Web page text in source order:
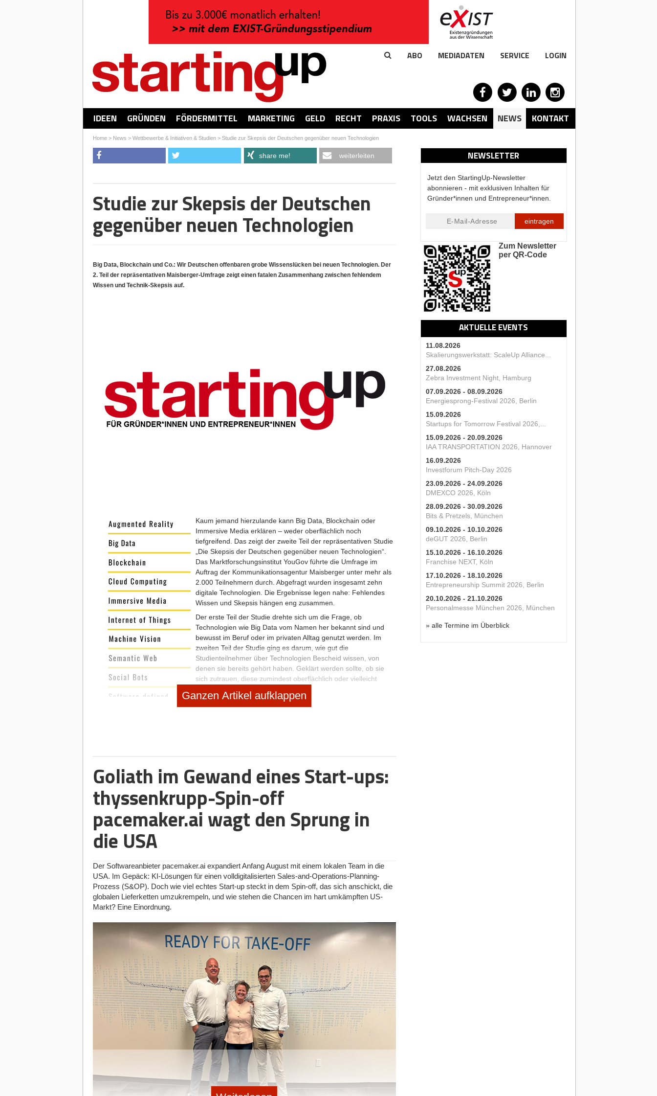
ABO MEDIADATEN SERVICE LOGIN
IDEEN GRÜNDEN FÖRDERMITTEL MARKETING GELD RECHT PRAXIS TOOLS WACHSEN NEWS KONTAKT
Home> News > Wettbewerbe & Initiativen & Studien> Studie zur Skepsis der Deutschen gegenüber neuen Technologien
NEWSLETTER
Jetzt den StartingUp-Newsletter
abonnieren - mit exklusiven Inhalten für
Gründer*innen und Entrepreneur*innen.
eintragen
Zum Newsletter
per QR-Code
AKTUELLE EVENTS
11.08.2026
Skalierungswerkstatt: ScaleUp Alliance...
27.08.2026
Zebra Investment Night, Hamburg
07.09.2026 - 08.09.2026
Energiesprong-Festival 2026, Berlin
15.09.2026
Startups for Tomorrow Festival 2026,...
15.09.2026 - 20.09.2026
IAA TRANSPORTATION 2026, Hannover
16.09.2026
Investforum Pitch-Day 2026
23.09.2026 - 24.09.2026
DMEXCO 2026, Köln
28.09.2026 - 30.09.2026
Bits & Pretzels, München
09.10.2026 - 10.10.2026
deGUT 2026, Berlin
15.10.2026 - 16.10.2026
Franchise NEXT, Köln
17.10.2026 - 18.10.2026
Entrepreneurship Summit 2026, Berlin
20.10.2026 - 21.10.2026
Personalmesse München 2026, München
» alle Termine im Überblick
share me! weiterleiten
Studie zur Skepsis der Deutschen
gegenüber neuen Technologien
Big Data, Blockchain und Co.: Wir Deutschen offenbaren grobe Wissenslücken bei neuen Technologien. Der
2. Teil der repräsentativen Maisberger-Umfrage zeigt einen fatalen Zusammenhang zwischen fehlendem
Wissen und Technik-Skepsis auf.
Kaum jemand hierzulande kann Big Data, Blockchain oder
Immersive Media erklären – weder oberflächlich noch
tiefgreifend. Das zeigt der zweite Teil der repräsentativen Studie
Die Skepsis der Deutschen gegenüber neuen Technologien“.
Das Marktforschungsinstitut YouGov führte die Umfrage im
Auftrag der Kommunikationsagentur Maisberger unter mehr als
2.000 Teilnehmern durch. Abgefragt wurden insgesamt zehn
digitale Technologien. Die Ergebnisse legen nahe: Fehlendes
Wissen und Skepsis hängen eng zusammen.
Der erste Teil der Studie drehte sich um die Frage, ob
Technologien wie Big Data vom Namen her bekannt sind und
bewusst im Beruf oder im privaten Alltag genutzt werden. Im
zweiten Teil der Studie ging es darum, wie gut die
Studienteilnehmer über Technologien Bescheid wissen, von
denen sie bereits gehört haben. Geklärt werden sollte, ob sie
sich zutrauen, diese zumindest oberflächlich oder vielleicht
im Schnitt zu 34 Prozent gar nicht und zu 44 Prozent nur oberflächlich erklärt werden.
Tiefgreifende Kenntnisse sind nur zu 19 Prozent vorhanden. Alles in allem überwiegen bei den
Befragten also Wissenslücken.
Was aber bedeutet oberflächliches Wissen konkret? „Wer eine Technologie oberflächlich erklären
kann, hat diese bewusst wahrgenommen und erste Infos dazu abgespeichert. Wir können davon
ausgehen, dass die Betreffenden eine grobe Vorstellung davon haben, um was es geht und wo
die Technologie möglicherweise zum Einsatz kommt“, so Dr. Alexander Pschera, Geschäftsführer
der Kommunikationsagentur Maisberger. Tiefgehendes Wissen hingegen umfasst profunde
Kenntnisse zur Funktionsweise, zu Anwendungsfeldern oder Einsatzmöglichkeiten. Dr. Pschera
weiter: „Auch Informationen zu den möglichen Folgen gehören dazu – wie etwa zu erwartende
Ganzen Artikel aufklappen
Goliath im Gewand eines Start-ups:
thyssenkrupp-Spin-off
pacemaker.ai wagt den Sprung in
die USA
Der Softwareanbieter pacemaker.ai expandiert Anfang August mit einem lokalen Team in die
USA. Im Gepäck: KI-Lösungen für einen volldigitalisierten Sales-and-Operations-Planning-
Prozess (S&OP). Doch wie viel echtes Start-up steckt in dem Spin-off, das sich anschickt, die
globalen Lieferketten umzukrempeln, und wie stehen die Chancen im hart umkämpften US-
Markt? Eine Einordnung.